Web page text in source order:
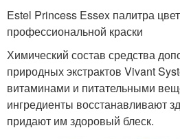
Estel Princess Essex палитра
профессиональной краски
Химический состав средства
природных экстрактов Vivant
витаминами и питательными
ингредиенты восстанавливают
придают им здоровый блеск.